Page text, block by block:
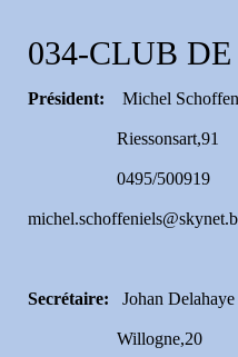
034-CLUB
Président: Michel
0495/
Secrétaire: Johan